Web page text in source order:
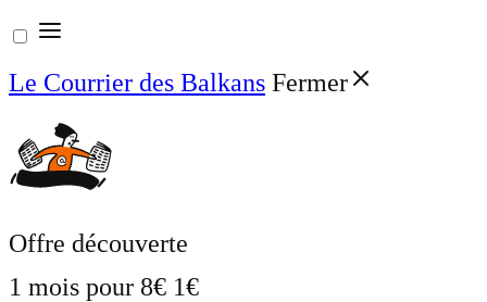
Aller
au
contenu
Le Courrier des Balkans Fermer
Offre découverte
1 mois pour 8€ 1€